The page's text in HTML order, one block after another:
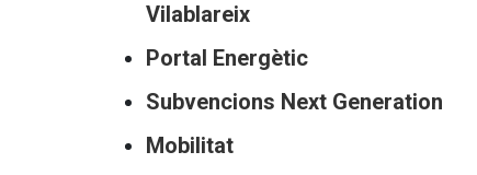
Vilablareix
Portal Energètic
Subvencions Next Generation
Mobilitat